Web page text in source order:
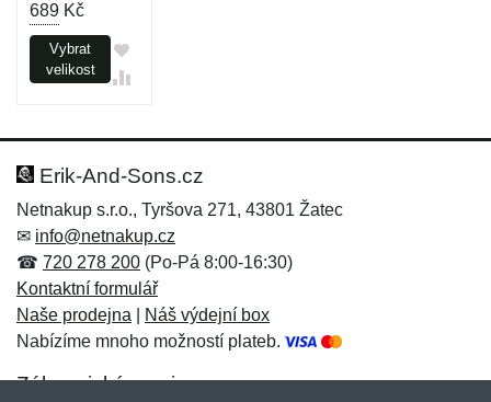
689 Kč
Vybrat
velikost
Erik-And-Sons.cz
Netnakup s.r.o., Tyršova 271, 43801 Žatec
✉ info@netnakup.cz
☎ 720 278 200 (Po-Pá 8:00-16:30)
Kontaktní formulář
Naše prodejna
Náš výdejní box
Nabízíme mnoho možností plateb.
Zákaznický servis